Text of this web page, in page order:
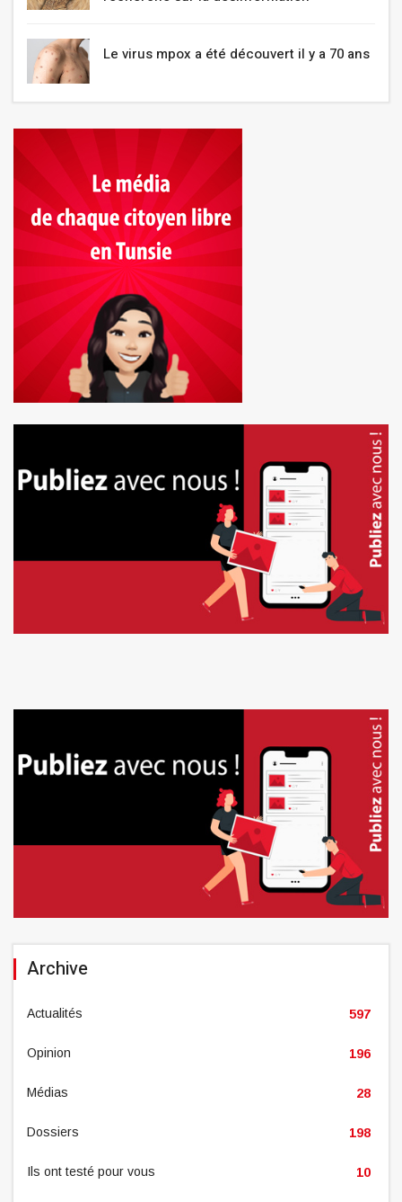
Le virus mpox a été découvert il y a 70 ans
Archive
Actualités 597
Opinion 196
Médias 28
Dossiers 198
Ils ont testé pour vous 10